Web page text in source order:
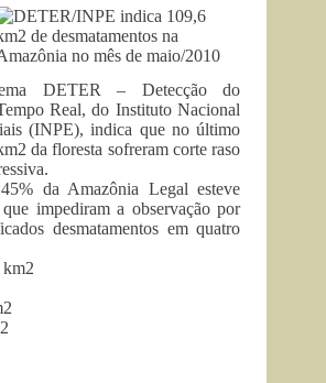
DETER – Detecção do
Real, do Instituto Nacional
(INPE), indica que no último
da floresta sofreram corte raso
da Amazônia Legal esteve
impediram a observação por
desmatamentos em quatro